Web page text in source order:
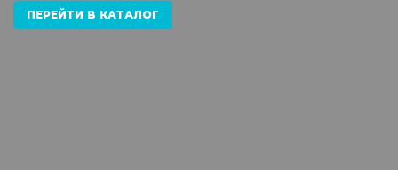
ПЕРЕЙТИ В КАТАЛОГ